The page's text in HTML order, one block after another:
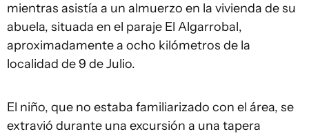
mientras asistía a un almuerzo en la vivienda de su
abuela, situada en el paraje El Algarrobal,
aproximadamente a ocho kilómetros de la
localidad de 9 de Julio.
El niño, que no estaba familiarizado con el área, se
extravió durante una excursión a una tapera